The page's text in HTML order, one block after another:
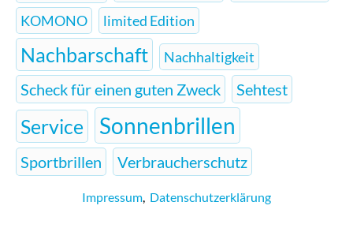
KOMONO limited Edition
Nachbarschaft Nachhaltigkeit
Scheck für einen guten Zweck Sehtest
Service Sonnenbrillen
Sportbrillen Verbraucherschutz
Impressum, Datenschutzerklärung